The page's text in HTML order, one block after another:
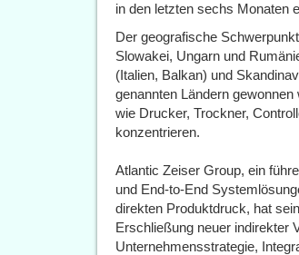
in den letzten sechs Monaten
Der geografische
Slowakei, Ungarn und
(Italien, Balkan) und
genannten Ländern
wie Drucker, Trockner,
konzentrieren.
Atlantic Zeiser Group, ein
und End-to-End
direkten Produktdruck, hat
Erschließung neuer indirekter
Unternehmensstrategie,